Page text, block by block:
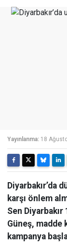
Yayınlanma: 18
Diyarbakır’da
karşı önlem
Sen Diyarbakır
Güneş, madde
kampanya